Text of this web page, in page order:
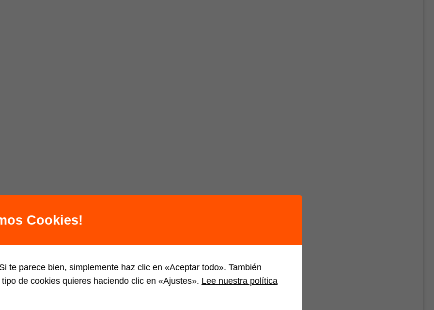
Cookies!
te parece bien, simplemente haz clic en «Aceptar todo». También
de cookies quieres haciendo clic en «Ajustes». Lee nuestra política